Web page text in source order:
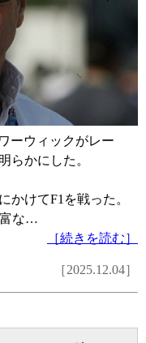
ーウィックがレー
らかにした。
かけてF1を戦った。
富な…
［続きを読む］
［2025.12.04］